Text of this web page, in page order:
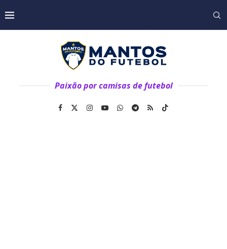
Paixão por camisas de futebol